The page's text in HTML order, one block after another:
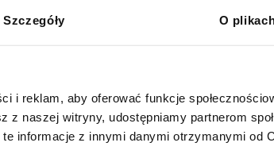
Szczegóły O
i reklam, aby oferować funkcje
naszej witryny, udostępniamy partnerom
informacje z innymi danymi otrzymanymi od